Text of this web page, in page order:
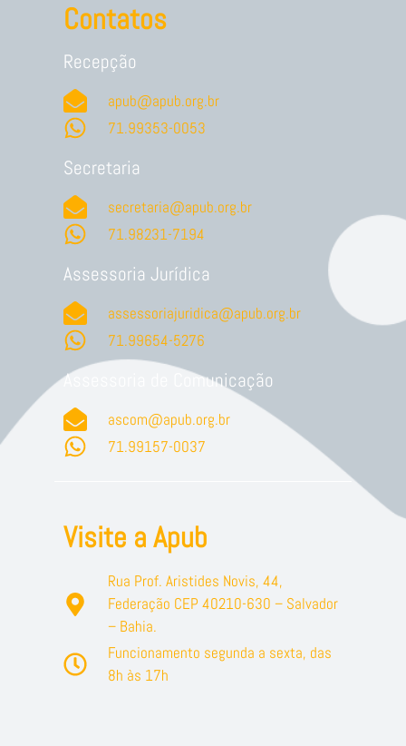
Contatos
Recepção
apub@apub.org.br
71.99353-0053
Secretaria
secretaria@apub.org.br
71.98231-7194
Assessoria Jurídica
assessoriajuridica@apub.org.br
71.99654-5276
Assessoria de Comunicação
ascom@apub.org.br
71.99157-0037
Visite a Apub
Rua Prof. Aristides Novis, 44,
Federação CEP 40210-630 – Salvador
– Bahia.
Funcionamento segunda a sexta, das
8h às 17h